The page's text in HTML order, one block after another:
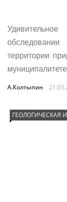
территории
А.Колтыпин
ГЕОЛОГИЧЕСКАЯ